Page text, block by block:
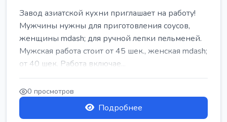
Завод азиатской кухни приглашает на работу!
Мужчины нужны для приготовления соусов,
женщины mdash; для ручной лепки пельменей.
Мужская работа стоит от 45 шек., женская mdash;
от 40 шек. Работа включае...
0 просмотров
Подробнее